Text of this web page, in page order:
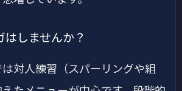
はしませんか？
対人練習（スパーリングや組